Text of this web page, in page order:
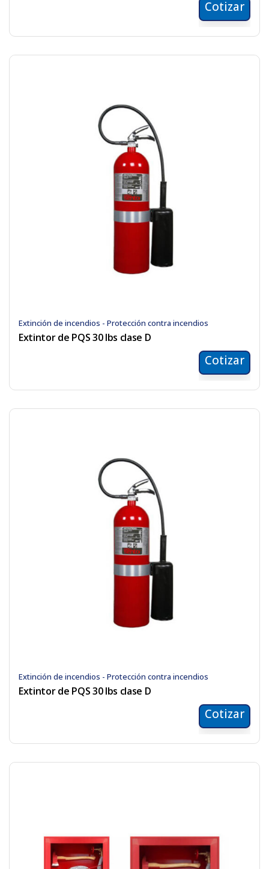
Cotizar
Extinción de incendios - Protección contra incendios
Extintor de PQS 30 lbs clase D
Cotizar
Extinción de incendios - Protección contra incendios
Extintor de PQS 30 lbs clase D
Cotizar